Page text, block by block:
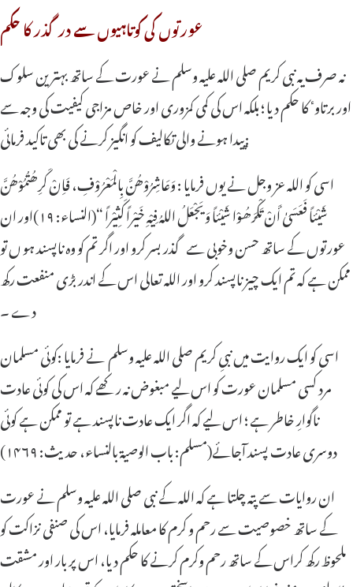
عورتوں کی کوتاہیوں سے درگذر کا حکم
نہ صرف یہ نبی کریم صلی اللہ علیہ وسلم نے عورت کے ساتھ بہترین سلوک
اور برتاوٴ کا حکم دیا ؛ بلکہ اس کی کمی کمزوری اور خاص مزاجی کیفیت کی وجہ سے
پیدا ہونے والی تکالیف کو انگیز کرنے کی بھی تاکید فرمائی:
اسی کو اللہ عز وجل نے یوں فرمایا : وَعَاشِرُوْھُنَّ بِالْمَعْرُوْفِ، فَاِنْ کَرِھُتُمُوْھُنَّ
شَیْئاً فَعَسَیٰ أَنْ تَکْرَھُوْا شَیْئاً وَیَجْعَلُ اللہُ فِیْہِ خَیْراً کَثِیْراً “(النساء: ۱۹)اور ان
عورتوں کے ساتھ حسن وخوبی سے گذر بسر کرو اور اگر تم کو وہ ناپسند ہو ں تو
ممکن ہے کہ تم ایک چیز ناپسند کرو اور اللہ تعالی اس کے اندر بڑی منفعت رکھ
دے ۔
اسی کو ایک روایت میں نبیِ کریم صلی اللہ علیہ وسلم نے فرمایا :کوئی مسلمان
مرد کسی مسلمان عورت کو اس لیے مبغوض نہ رکھے کہ اس کی کوئی عادت
ناگوارِ خاطر ہے ؛ اس لیے کہ اگر ایک عادت ناپسند ہے تو ممکن ہے کوئی
دوسری عادت پسند آجائے(مسلم: باب الوصیة بالنساء، حدیث: ۱۴۶۹)
ان روایات سے پتہ چلتا ہے کہ اللہ کے نبی صلی اللہ علیہ وسلم نے عورت
کے ساتھ خصوصیت سے رحم و کرم کا معاملہ فرمایا، اس کی صنفی نزاکت کو
ملحوظ رکھ کراس کے ساتھ رحم وکرم کرنے کا حکم دیا، اس پر بار اور مشقت